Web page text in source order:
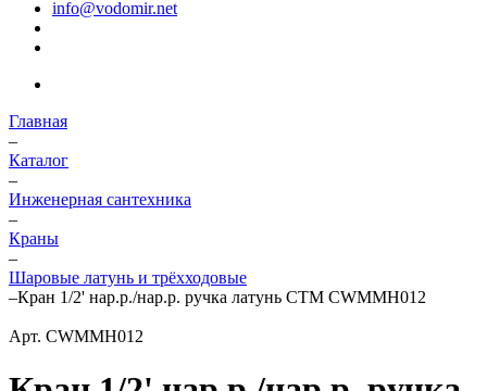
info@vodomir.net
Главная
–
Каталог
–
Инженерная сантехника
–
Краны
–
Шаровые латунь и трёхходовые
–Кран 1/2' нар.р./нар.р. ручка латунь СТМ CWMMH012
Арт. CWMMH012